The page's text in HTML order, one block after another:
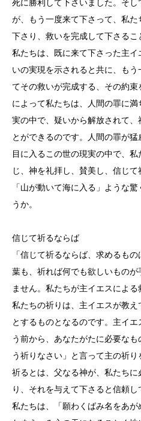
死に勝利して下さいました。そ
が、もう一度来て下さって、私
下さり、救いを完成して下さるこ
私たちは、既に来て下さった主
いの実現を示されると共に、も
てその救いが完成する、その約
によって私たちは、人間の罪に
実の中で、疑いから解放されて、
とができるのです。人間の罪が
目に入るこの世の現実の中で、
じ、神を礼拝し、賛美し、信じて
「山が動いて海に入る」ような
うか。
信じて祈るならば
「信じて祈るならば、求めるも
葉も、祈れば何でも欲しいもの
ません。私たちが主イエスによる
私たちの祈りは、主イエスが教
とするものとなるのです。主イ
う前から、あなたがたに必要な
う祈りなさい」と言って主の祈
祈るとは、父なる神が、私たち
り、それを与えて下さると信頼
私たちは、「願わくばみ名をあ